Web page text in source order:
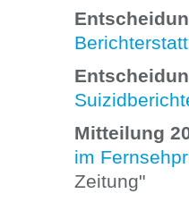
Mitteilung
im
Zeitung"